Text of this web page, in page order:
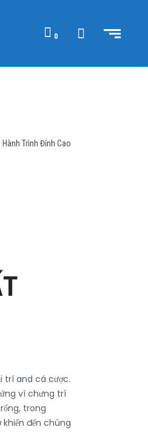
0
Trình Đỉnh Cao
trí and cá cược.
vì chưng trí
trong
đến chúng